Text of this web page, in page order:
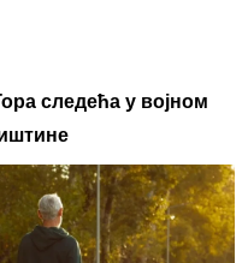
следећа у војном